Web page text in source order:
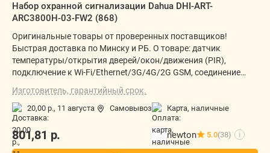
Набор охранной сигнализации Dahua DHI-ART-
ARC3800H-03-FW2 (868)
Оригинальные товары от проверенных поставщиков!
Быстрая доставка по Минску и РБ. О товаре: датчик
температуры/открытия дверей/окон/движения (PIR),
подключение к Wi-Fi/Ethernet/3G/4G/2G GSM, соединение
размещение внутри помещения, питание: сеть 100-240В/
батарейка/аккумулятор, звуковое оповещение/световой
индикатор/антисаботаж/настройка тревожной кнопки/
автономная работа датчика/встроенный динамик/
встроенная камера
Изготовитель, гарантийный срок.
20,00 р., 11 августа Самовывоз карта, наличные
801,81 р. newton 5.0(38) i